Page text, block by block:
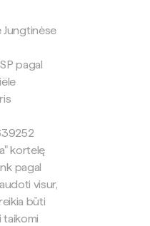
pagal
kortelę
pagal
visur,
būti
taikomi